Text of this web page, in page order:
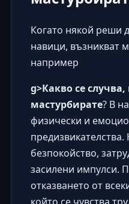
Когато някой реши
навици, възникват
например
g>Какво се случва,
мастурбирате? В
физически и
безпокойство,
засилени импулси.
отказването от
който се чувства